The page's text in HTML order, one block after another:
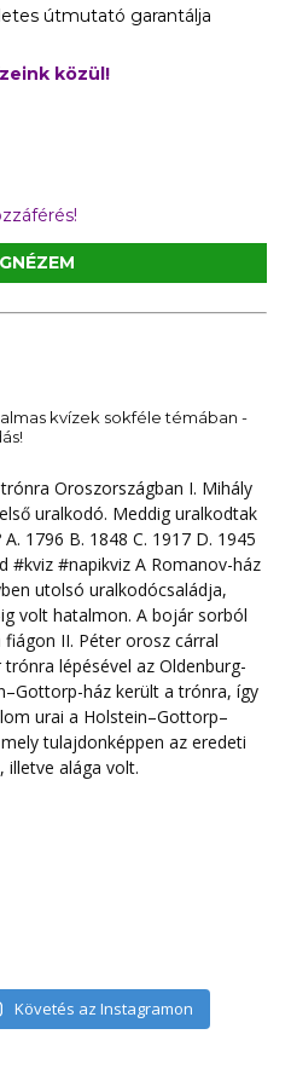
útmutató garantálja
közül!
kvízek sokféle témában -
Követés az Instagramon